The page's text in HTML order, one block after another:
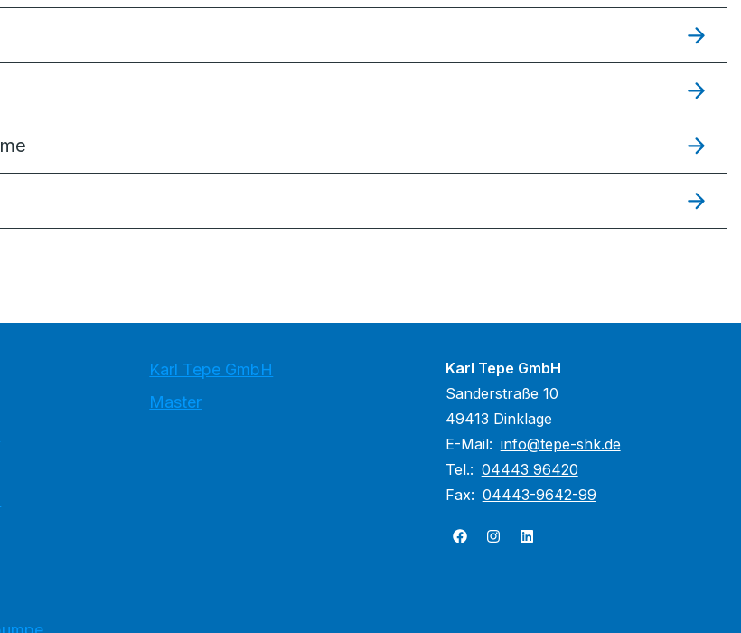
Karl Tepe GmbH
Master
Karl Tepe GmbH
Sanderstraße 10
49413 Dinklage
E-Mail: info@tepe-shk.de
Tel.: 04443 96420
Fax: 04443-9642-99